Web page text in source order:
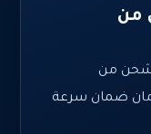
من
شحن من
ضمان سرعة